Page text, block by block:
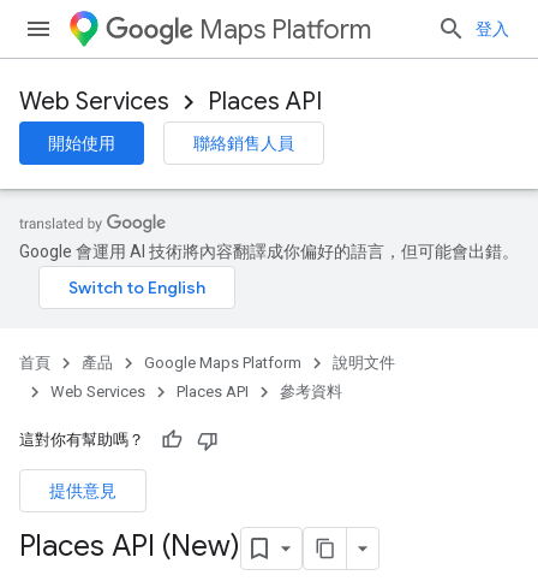
Maps Platform 登入
Web Services Places API
開始使用 聯絡銷售人員
Google 會運用 AI 技術將內容翻譯成你偏好的語言，但可能會出錯。
首頁 產品 Google Maps Platform
說明文件
Web Services
Places API 參考資料
這對你有幫助嗎？
提供意見
Places API (New)